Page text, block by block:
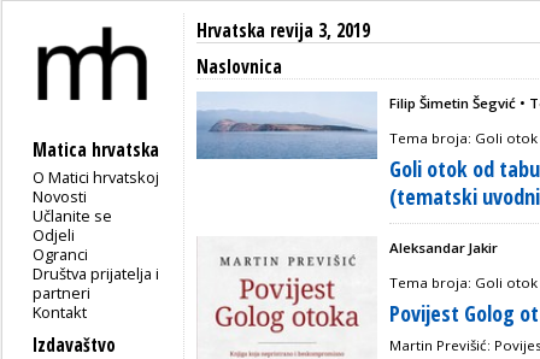
Matica hrvatska
O Matici hrvatskoj
Novosti
Učlanite se
Odjeli
Ogranci
Društva prijatelja i
partneri
Kontakt
Izdavaštvo
Hrvatska revija 3, 2019
Naslovnica
Filip Šimetin Šegvić •
Tema broja: Goli otok
Goli otok od
(tematski
Aleksandar Jakir
Tema broja: Goli otok
Povijest Golog
Martin Previšić: